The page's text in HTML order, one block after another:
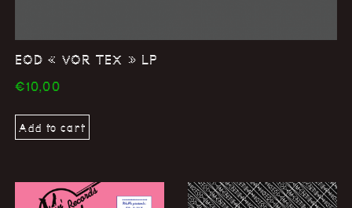
EOD « VOR TEX » LP
€10,00
Add to cart